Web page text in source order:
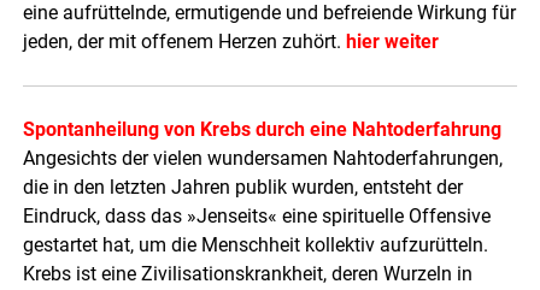
eine aufrüttelnde, ermutigende und befreiende Wirkung für
jeden, der mit offenem Herzen zuhört. hier weiter
Spontanheilung von Krebs durch eine Nahtoderfahrung
Angesichts der vielen wundersamen Nahtoderfahrungen,
die in den letzten Jahren publik wurden, entsteht der
Eindruck, dass das »Jenseits« eine spirituelle Offensive
gestartet hat, um die Menschheit kollektiv aufzurütteln.
Krebs ist eine Zivilisationskrankheit, deren Wurzeln in